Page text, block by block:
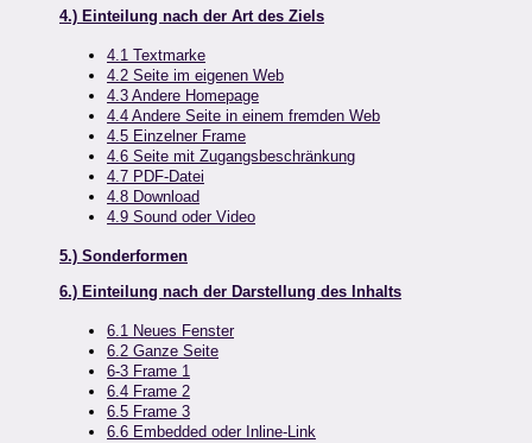
4.) Einteilung nach der Art des Ziels
4.1 Textmarke
4.2 Seite im eigenen Web
4.3 Andere Homepage
4.4 Andere Seite in einem fremden Web
4.5 Einzelner Frame
4.6 Seite mit Zugangsbeschränkung
4.7 PDF-Datei
4.8 Download
4.9 Sound oder Video
5.) Sonderformen
6.) Einteilung nach der Darstellung des Inhalts
6.1 Neues Fenster
6.2 Ganze Seite
6-3 Frame 1
6.4 Frame 2
6.5 Frame 3
6.6 Embedded oder Inline-Link